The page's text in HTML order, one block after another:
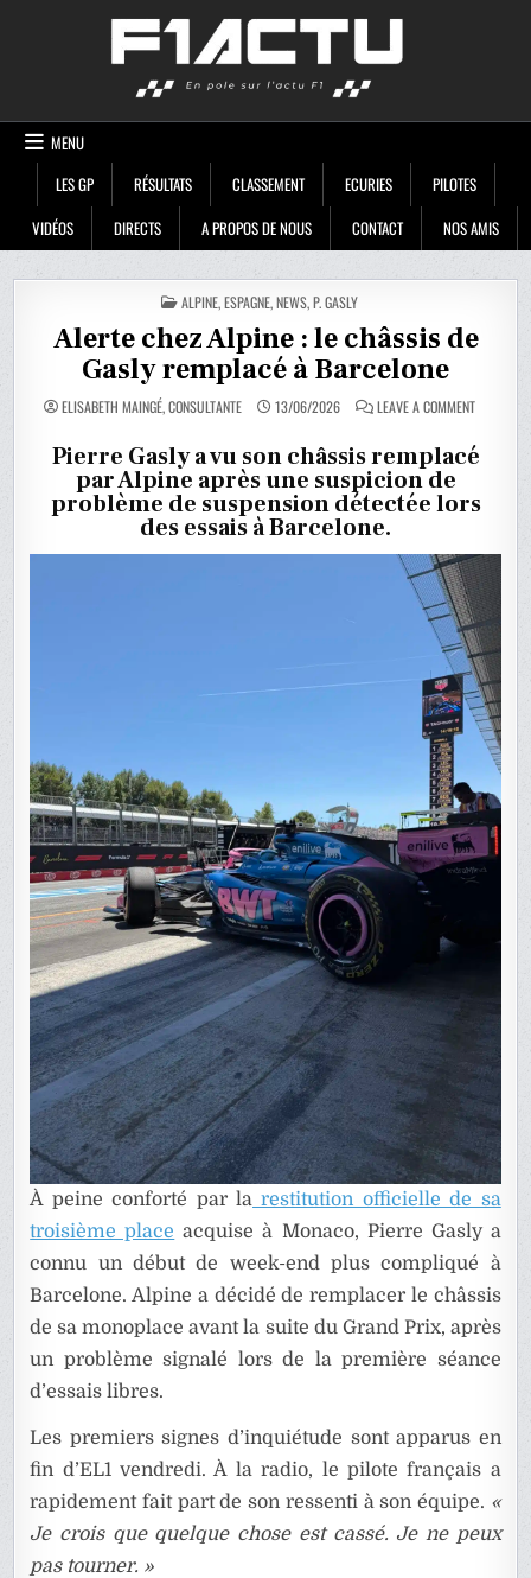
MENU
LES GP
RÉSULTATS CLASSEMENT ECURIES
PILOTES
VIDÉOS
DIRECTS A PROPOS DE NOUS CONTACT NOS AMIS
POSTED
IN
ALPINE,ESPAGNE,NEWS,P. GASLY
Alerte chez Alpine : le châssis de
Gasly remplacé à Barcelone
ELISABETH MAINGÉ, CONSULTANTE 13/06/2026 LEAVE A COMMENTON
ALPINE
:
DE
Pierre Gasly a vu son châssis remplacé
par Alpine après une suspicion de
problème de suspension détectée lors
des essais à Barcelone.
À peine conforté par la restitution officielle de sa
troisième place acquise à Monaco, Pierre Gasly a
connu un début de week-end plus compliqué à
Barcelone. Alpine a décidé de remplacer le châssis
de sa monoplace avant la suite du Grand Prix, après
un problème signalé lors de la première séance
d’essais libres.
Les premiers signes d’inquiétude sont apparus en
fin d’EL1 vendredi. À la radio, le pilote français a
rapidement fait part de son ressenti à son équipe. «
Je crois que quelque chose est cassé. Je ne peux
pas tourner. »